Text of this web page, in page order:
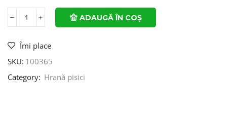
ADAUGĂ ÎN COȘ
Îmi place
SKU: 100365
Category: Hrană pisici